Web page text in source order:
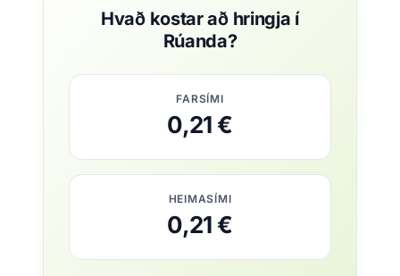
Hvað kostar að hringja í
Rúanda?
FARSÍMI
0,21 €
HEIMASÍMI
0,21 €